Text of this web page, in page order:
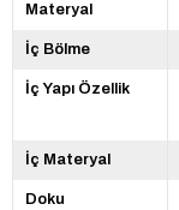
Materyal
İç Bölme
İç Yapı Özellik
İç Materyal
Doku